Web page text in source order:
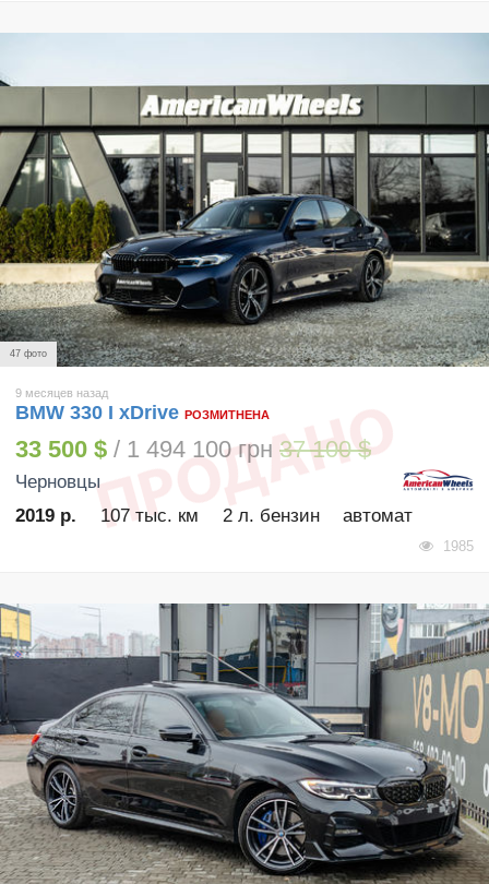
47 фото
9 месяцев назад
BMW 330 I xDrive РОЗМИТНЕНА
33 500 $ / 1 494 100 грн 37 100 $
Черновцы
2019 р.
107 тыс. км 2 л. бензин автомат
1985